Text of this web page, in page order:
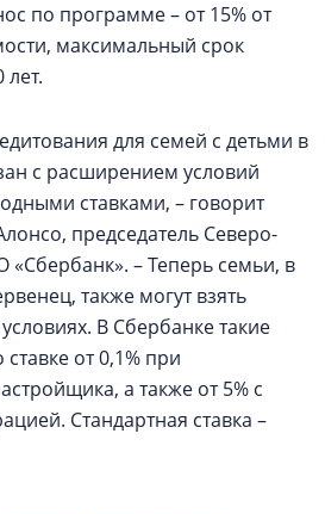
по программе – от 15% от
максимальный срок
лет.
для семей с детьми в
с расширением условий
ставками, – говорит
председатель Северо-
«Сбербанк». – Теперь семьи, в
также могут взять
В Сбербанке такие
от 0,1% при
а также от 5% с
Стандартная ставка –